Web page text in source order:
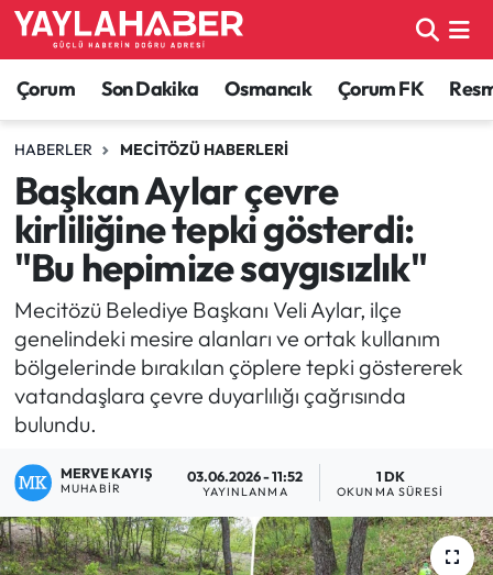
Çorum Son Dakika Osmancık Çorum FK
HABERLER MECITÖZÜ HABERLERI
Başkan Aylar çevre
kirliliğine tepki gösterdi:
"Bu hepimize saygısızlık"
Mecitözü Belediye Başkanı Veli Aylar, ilçe
genelindeki mesire alanları ve ortak kullanım
bölgelerinde bırakılan çöplere tepki göstererek
vatandaşlara çevre duyarlılığı çağrısında
bulundu.
MERVE KAYIŞ
MUHABIR
03.06.2026 - 11:52
YAYINLANMA
1 DK
OKUNMA SÜRESI
Alaca Haberleri
Bayat Haberleri
Bilgi - Keşfet Haberleri
Bilim ve Teknoloji
Boğazkale Haberleri
Çorum Haberleri
Çorum Son Dakika Haberleri
Dodurga Haberleri
Eğitim
Çorum Nöbetçi Eczaneler
Çorum Hava Durumu
Çorum Namaz Vakitleri
Çorum Trafik Yoğunluk Haritası
TFF 1.Lig Puan Durumu ve Fikstür
Tüm Manşetler
Son Dakika Haberleri
Haber Arşivi